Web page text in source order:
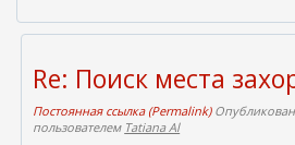
Re: Поиск места
Постоянная ссылка (Permalink)
пользователем Tatiana Al